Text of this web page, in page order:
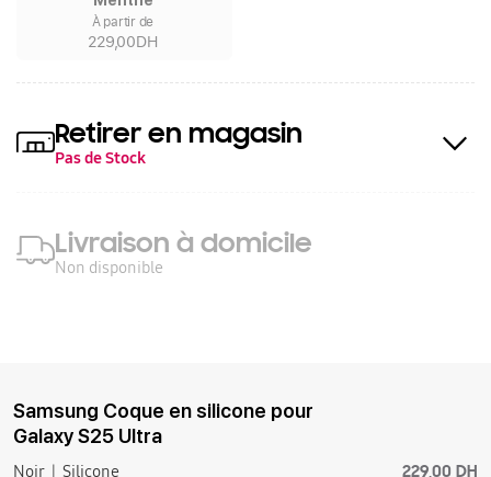
À partir de
229,00DH
Retirer en magasin
Pas de Stock
Livraison à domicile
Non disponible
Samsung Coque en silicone pour
Galaxy S25 Ultra
Noir Silicone 229,00 DH